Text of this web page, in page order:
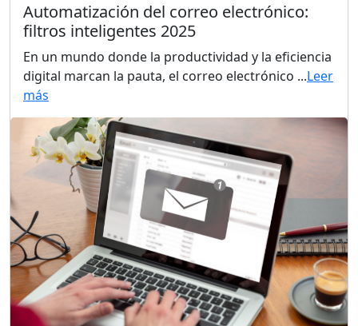
Automatización del correo electrónico:
filtros inteligentes 2025
En un mundo donde la productividad y la eficiencia
digital marcan la pauta, el correo electrónico ...Leer
más